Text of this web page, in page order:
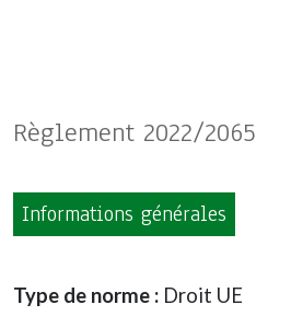
Règlement 2022/2065
Informations générales
Type de norme : Droit UE